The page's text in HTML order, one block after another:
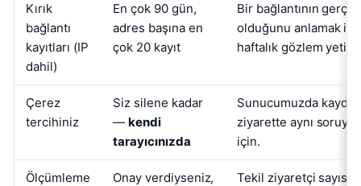
Kırık
bağlantı
kayıtları (IP
dahil)
En çok 90 gün,
adres başına en
çok 20 kayıt
Bir bağlantının
olduğunu anlamak
haftalık gözlem
Çerez
tercihiniz
Siz silene kadar
— kendi
tarayıcınızda
Sunucumuzda kaydı
ziyarette aynı soruyu
için.
Ölçümleme
Onay verdiyseniz,
Tekil ziyaretçi sayısı